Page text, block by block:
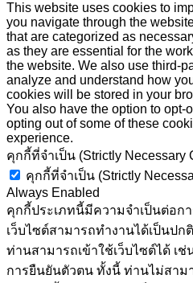
This website uses cookies to
you navigate through the
that are categorized as
as they are essential for the
the website. We also use third-
analyze and understand how
cookies will be stored in your
You also have the option to opt-
opting out of some of these
experience.
คุกกี้ที่จำเป็น (Strictly Necessary
คุกกี้ที่จำเป็น (Strictly
Always Enabled
คุกกี้ประเภทนี้มีความจำเป็นต่อก
เว็บไซต์สามารถทำงานได้เป็นป
ท่านสามารถเข้าใช้เว็บไซต์ได้ เช่
การยืนยันตัวตน ทั้งนี้ ท่านไม่สาม